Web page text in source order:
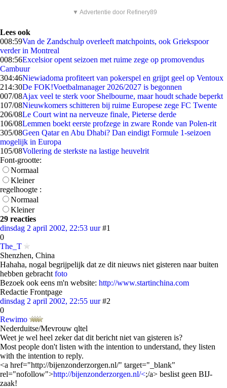
▼ Advertentie door Refinery89
Lees ook
008:59Van de Zandschulp overleeft matchpoints, ook Griekspoor
verder in Montreal
008:56Excelsior opent seizoen met ruime zege op promovendus
Cambuur
304:46Niewiadoma profiteert van pokerspel en grijpt geel op Ventoux
214:30De FOK!Voetbalmanager 2026/2027 is begonnen
007/08Ajax veel te sterk voor Shelbourne, maar houdt schade beperkt
107/08Nieuwkomers schitteren bij ruime Europese zege FC Twente
206/08Le Court wint na nerveuze finale, Pieterse derde
106/08Lemmen boekt eerste profzege in zware Ronde van Polen-rit
305/08Geen Qatar en Abu Dhabi? Dan eindigt Formule 1-seizoen
mogelijk in Europa
105/08Vollering de sterkste na lastige heuvelrit
Font-grootte:
Normaal
Kleiner
regelhoogte :
Normaal
Kleiner
29 reacties
dinsdag 2 april 2002, 22:53 uur #1
0
The_T
Shenzhen, China
Hahaha, nogal begrijpelijk dat ze dit nieuws niet gisteren naar buiten
hebben gebracht foto
Bezoek ook eens m'n website: http://www.startinchina.com
Redactie Frontpage
dinsdag 2 april 2002, 22:55 uur #2
0
Rewimo
Nederduitse/Mevrouw qltel
Weet je wel heel zeker dat dit bericht niet van gisteren is?
Most people don't listen with the intention to understand, they listen
with the intention to reply.
<a href="http://bijenzonderzorgen.nl/" target="_blank"
rel="nofollow">http://bijenzonderzorgen.nl/<;/a> beslist geen BIJ-
zaak!